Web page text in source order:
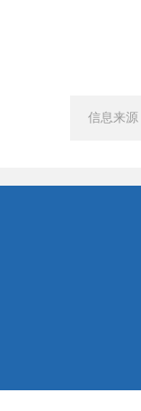
信息来